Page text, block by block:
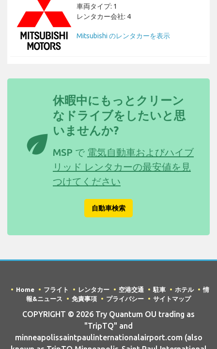
車両タイプ: 1
レンタカー会社: 4
Mitsubishi のレンタカーを表示
eco
休暇中にもっとクリーン
なドライブをしたいと思
いませんか?
MSP で 電気自動車およびハイブ
リッド レンタカーの最安値を見
つけてください
自動車検索
Home フライト レンタカー 空港交通 駐車 ホテル
情
報&ニュース
免責事項 プライバシー サイトマップ
COPYRIGHT © 2026 Try Quantum OU trading as
"TripTQ" and
minneapolissaintpaulinternationalairport.com (also